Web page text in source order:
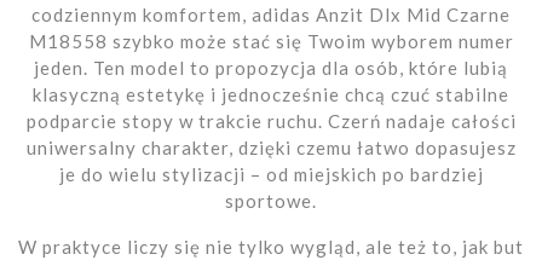
codziennym komfortem, adidas Anzit Dlx Mid Czarne
M18558 szybko może stać się Twoim wyborem numer
jeden. Ten model to propozycja dla osób, które lubią
klasyczną estetykę i jednocześnie chcą czuć stabilne
podparcie stopy w trakcie ruchu. Czerń nadaje całości
uniwersalny charakter, dzięki czemu łatwo dopasujesz
je do wielu stylizacji – od miejskich po bardziej
sportowe.
W praktyce liczy się nie tylko wygląd, ale też to, jak but